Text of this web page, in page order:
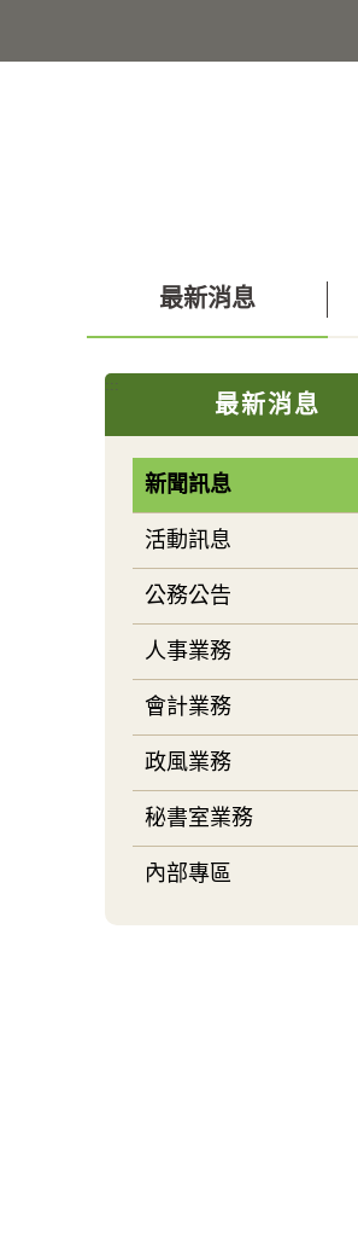
主
最新消息
:::
最新消息
新聞訊息
活動訊息
公務公告
人事業務
會計業務
政風業務
秘書室業務
內部專區